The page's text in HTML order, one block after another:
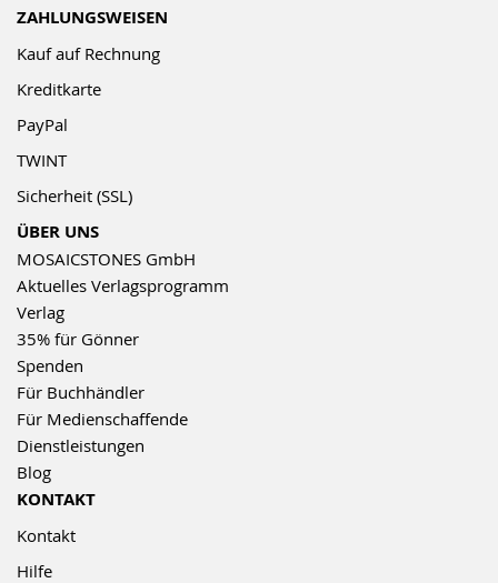
ZAHLUNGSWEISEN
Kauf auf Rechnung
Kreditkarte
PayPal
TWINT
Sicherheit (SSL)
ÜBER UNS
MOSAICSTONES GmbH
Aktuelles Verlagsprogramm
Verlag
35% für Gönner
Spenden
Für Buchhändler
Für Medienschaffende
Dienstleistungen
Blog
KONTAKT
Kontakt
Hilfe